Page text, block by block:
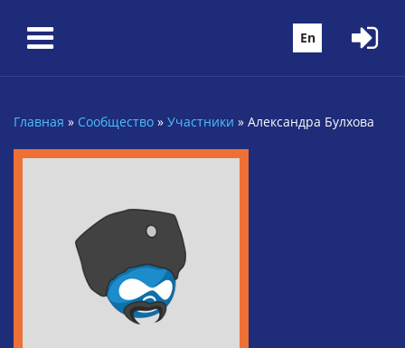
En
Вы здесь
Главная » Сообщество » Участники » Александра Булхова